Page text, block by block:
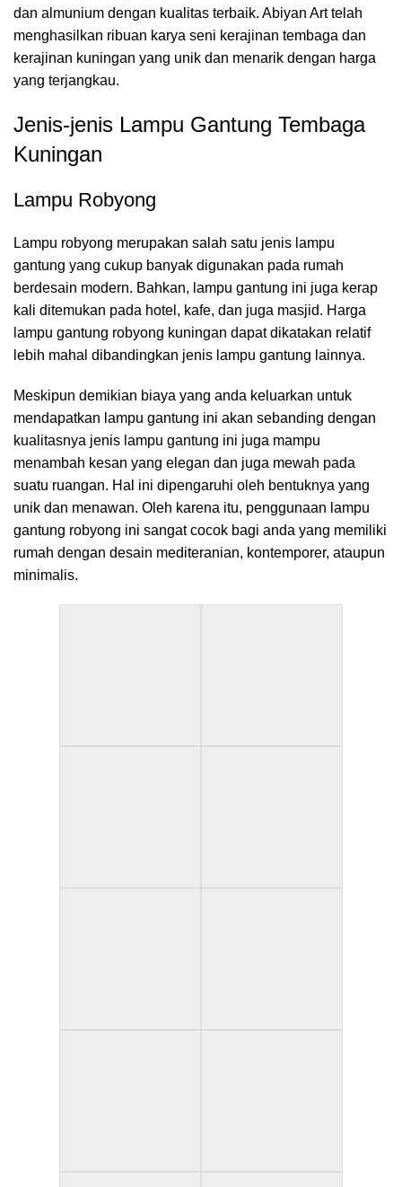
dan almunium dengan kualitas terbaik. Abiyan Art telah
menghasilkan ribuan karya seni kerajinan tembaga dan
kerajinan kuningan yang unik dan menarik dengan harga
yang terjangkau.
Jenis-jenis Lampu Gantung Tembaga
Kuningan
Lampu Robyong
Lampu robyong merupakan salah satu jenis lampu
gantung yang cukup banyak digunakan pada rumah
berdesain modern. Bahkan, lampu gantung ini juga kerap
kali ditemukan pada hotel, kafe, dan juga masjid. Harga
lampu gantung robyong kuningan dapat dikatakan relatif
lebih mahal dibandingkan jenis lampu gantung lainnya.
Meskipun demikian biaya yang anda keluarkan untuk
mendapatkan lampu gantung ini akan sebanding dengan
kualitasnya jenis lampu gantung ini juga mampu
menambah kesan yang elegan dan juga mewah pada
suatu ruangan. Hal ini dipengaruhi oleh bentuknya yang
unik dan menawan. Oleh karena itu, penggunaan lampu
gantung robyong ini sangat cocok bagi anda yang memiliki
rumah dengan desain mediteranian, kontemporer, ataupun
minimalis.